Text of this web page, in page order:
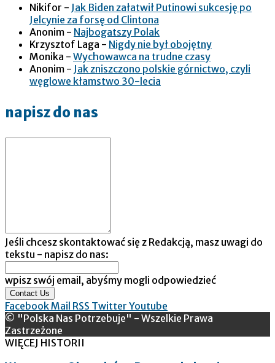
Nikifor - Jak Biden załatwił Putinowi sukcesję po
Jelcynie za forsę od Clintona
Anonim - Najbogatszy Polak
Krzysztof Laga - Nigdy nie był obojętny
Monika - Wychowawca na trudne czasy
Anonim - Jak zniszczono polskie górnictwo, czyli
węglowe kłamstwo 30-lecia
napisz do nas
Jeśli chcesz skontaktować się z Redakcją, masz uwagi do
tekstu - napisz do nas:
wpisz swój email, abyśmy mogli odpowiedzieć
Contact Us
FacebookMail RSS Twitter Youtube
© "Polska Nas Potrzebuje" - Wszelkie Prawa
Zastrzeżone
WIĘCEJ HISTORII